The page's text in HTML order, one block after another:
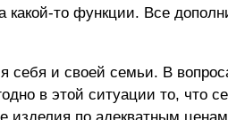
какой-то функции. Все
и своей семьи. В
в этой ситуации то, что